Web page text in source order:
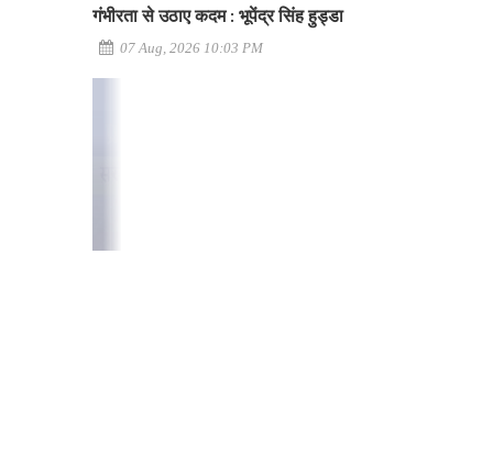
गंभीरता से उठाए कदम : भूपेंद्र सिंह हुड्डा
07 Aug, 2026 10:03 PM